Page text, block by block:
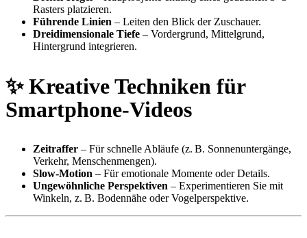
Rasters platzieren.
Führende Linien – Leiten den Blick der Zuschauer.
Dreidimensionale Tiefe – Vordergrund, Mittelgrund,
Hintergrund integrieren.
✨Kreative Techniken für
Smartphone-Videos
Zeitraffer – Für schnelle Abläufe (z. B. Sonnenuntergänge,
Verkehr, Menschenmengen).
Slow-Motion – Für emotionale Momente oder Details.
Ungewöhnliche Perspektiven – Experimentieren Sie mit
Winkeln, z. B. Bodennähe oder Vogelperspektive.